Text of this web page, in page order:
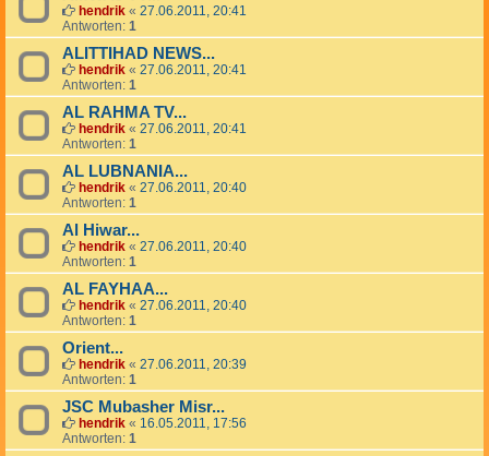
hendrik « 27.06.2011, 20:41
Antworten: 1
ALITTIHAD NEWS...
hendrik « 27.06.2011, 20:41
Antworten: 1
AL RAHMA TV...
hendrik « 27.06.2011, 20:41
Antworten: 1
AL LUBNANIA...
hendrik « 27.06.2011, 20:40
Antworten: 1
Al Hiwar...
hendrik « 27.06.2011, 20:40
Antworten: 1
AL FAYHAA...
hendrik « 27.06.2011, 20:40
Antworten: 1
Orient...
hendrik « 27.06.2011, 20:39
Antworten: 1
JSC Mubasher Misr...
hendrik « 16.05.2011, 17:56
Antworten: 1